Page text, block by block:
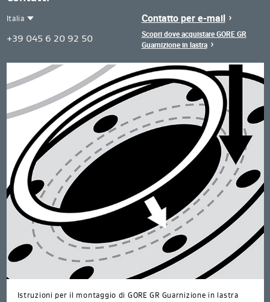
Italia
Italia
+39 045 6 20 92 50
Contatto per e-mail
Scopri dove acquistare GORE GR
Guarnizione in lastra
Istruzioni per il montaggio di GORE GR Guarnizione in lastra